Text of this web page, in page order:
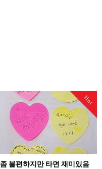
Hot
좀 불편하지만 타면 재미있음